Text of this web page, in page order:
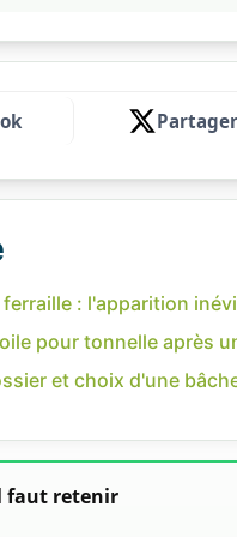
Partager
ferraille : l'apparition
pour tonnelle après
et choix d'une
faut retenir